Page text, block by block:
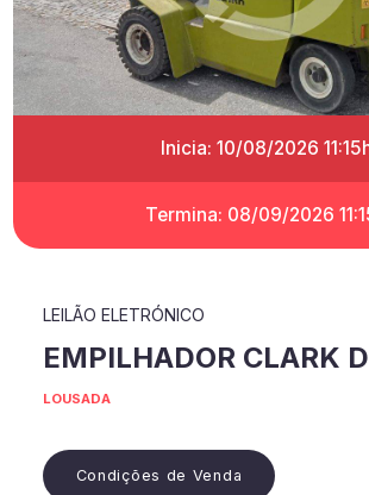
Inicia: 10/08/2026
Termina: 08/09/2026
LEILÃO ELETRÓNICO
EMPILHADOR CLARK
LOUSADA
Condições de Venda